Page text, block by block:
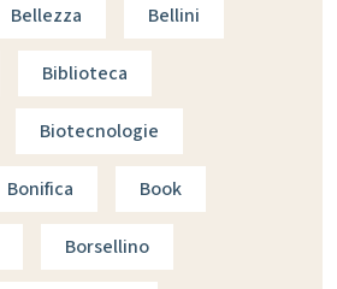
Bellezza Bellini
Biblioteca
Biotecnologie
Bonifica Book
Borsellino